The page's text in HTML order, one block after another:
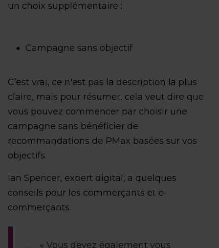
un choix supplémentaire :
Campagne sans objectif
C’est vrai, ce n'est pas la description la plus
claire, mais pour résumer, cela veut dire que
vous pouvez commencer par choisir une
campagne sans bénéficier de
recommandations de PMax basées sur vos
objectifs.
Ian Spencer, expert digital, a quelques
conseils pour les commerçants et e-
commerçants.
« Vous devez également vous